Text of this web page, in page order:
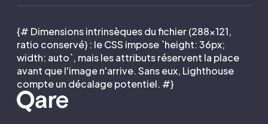
{# Dimensions intrinsèques du fichier (288×121,
ratio conservé) : le CSS impose `height: 36px;
width: auto`, mais les attributs réservent la place
avant que l'image n'arrive. Sans eux, Lighthouse
compte un décalage potentiel. #}